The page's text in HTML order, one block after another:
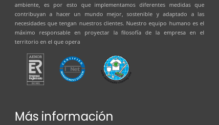
ambiente, es por esto que implementamos diferentes medidas que
contribuyan a hacer un mundo mejor, sostenible y adaptado a las
necesidades que tengan nuestros clientes. Nuestro equipo humano es el
máximo responsable en proyectar la filosofía de la empresa en el
territorio en el que opera
Más información